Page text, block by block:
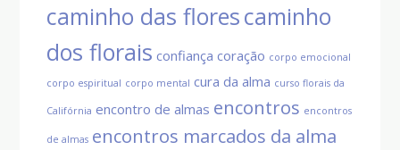
caminho das florescaminho
dos florais confiança coração corpo emocional
corpo espiritual corpo mental cura da alma curso florais da
Califórnia encontro de almas encontros encontros
de almas encontros marcados da alma